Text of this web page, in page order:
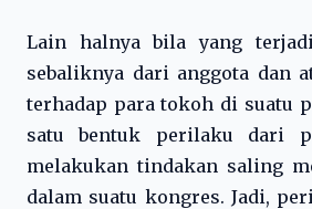
Lain halnya bila yang
sebaliknya dari anggota dan
terhadap para tokoh di suatu
satu bentuk perilaku dari
melakukan tindakan saling
dalam suatu kongres. Jadi,